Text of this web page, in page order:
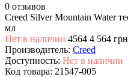
0 отзывов
Creed Silver Mountain Water
мл
Нет в наличии 4564 4 564 грн
Производитель: Creed
Доступность: Нет в наличии
Код товара: 21547-005